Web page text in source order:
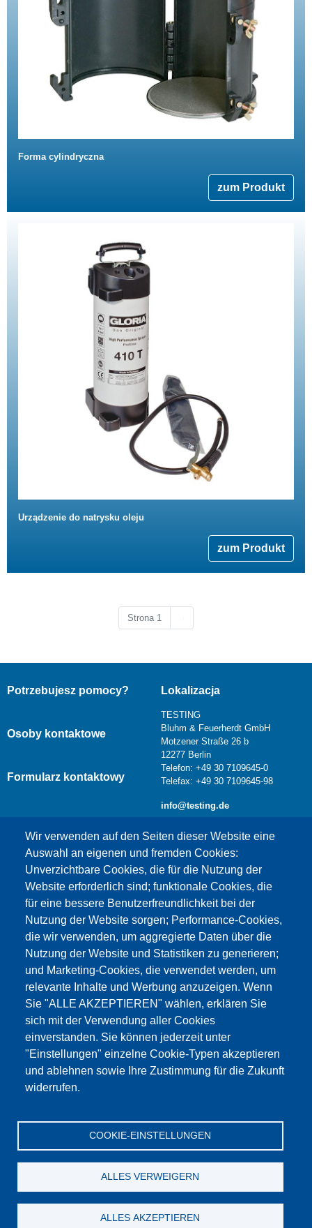
Forma cylindryczna
zum Produkt
Urządzenie do natrysku oleju
zum Produkt
Strona 1
Wir verwenden auf den Seiten dieser Website eine
Auswahl an eigenen und fremden Cookies:
Unverzichtbare Cookies, die für die Nutzung der
Website erforderlich sind; funktionale Cookies, die
für eine bessere Benutzerfreundlichkeit bei der
Nutzung der Website sorgen; Performance-Cookies,
die wir verwenden, um aggregierte Daten über die
Nutzung der Website und Statistiken zu generieren;
und Marketing-Cookies, die verwendet werden, um
relevante Inhalte und Werbung anzuzeigen. Wenn
Sie "ALLE AKZEPTIEREN" wählen, erklären Sie
sich mit der Verwendung aller Cookies
einverstanden. Sie können jederzeit unter
"Einstellungen" einzelne Cookie-Typen akzeptieren
und ablehnen sowie Ihre Zustimmung für die Zukunft
widerrufen.
COOKIE-EINSTELLUNGEN
ALLES VERWEIGERN
ALLES AKZEPTIEREN
Potrzebujesz pomocy?
Osoby kontaktowe
Formularz kontaktowy
Lokalizacja
TESTING
Bluhm & Feuerherdt GmbH
Motzener Straße 26 b
12277 Berlin
Telefon: +49 30 7109645-0
Telefax: +49 30 7109645-98
info@testing.de
Dieser Inhalt ist blockiert, da die Google Maps
Cookies nicht akzeptiert wurden.
NUR DIE GOOGLE MAPS COOKIES
AKZEPTIEREN.
Alle Cookies akzeptieren
© Testing Bluhm & Feuerherdt GmbH 06.08.2026